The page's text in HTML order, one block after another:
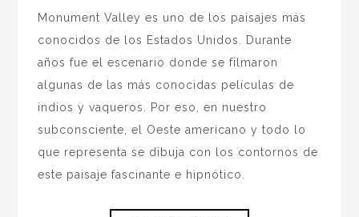
Monument Valley es uno de los paisajes más
conocidos de los Estados Unidos. Durante
años fue el escenario donde se filmaron
algunas de las más conocidas películas de
indios y vaqueros. Por eso, en nuestro
subconsciente, el Oeste americano y todo lo
que representa se dibuja con los contornos de
este paisaje fascinante e hipnótico.